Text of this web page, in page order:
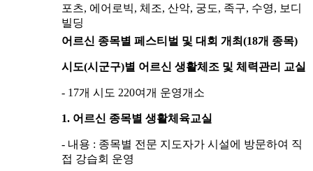
포츠, 에어로빅, 체조, 산악, 궁도, 족구, 수영, 보디
빌딩
어르신 종목별 페스티벌 및 대회 개최(18개 종목)
시도(시군구)별 어르신 생활체조 및 체력관리 교실
- 17개 시도 220여개 운영개소
1. 어르신 종목별 생활체육교실
- 내용 : 종목별 전문 지도자가 시설에 방문하여 직
접 강습회 운영